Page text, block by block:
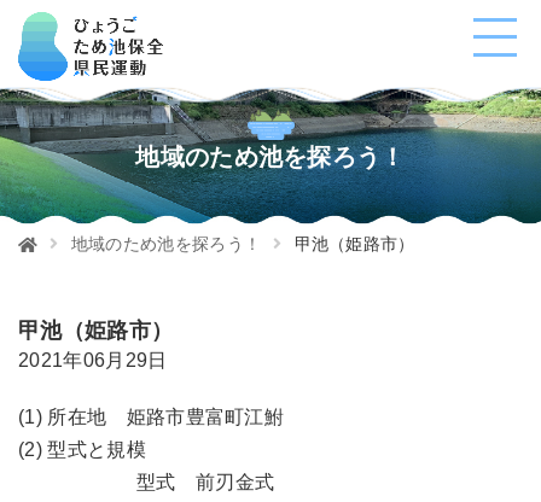
地域のため池を探ろう！
地域のため池を探ろう！ 甲池（姫路市）
甲池（姫路市）
2021年06月29日
(1) 所在地 姫路市豊富町江鮒
(2) 型式と規模
型式 前刃金式